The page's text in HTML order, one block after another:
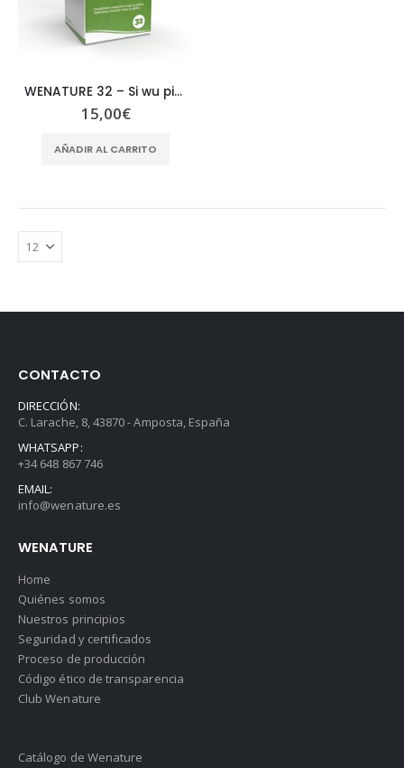
WENATURE 32 – Si wu pian
15,00€
AÑADIR AL CARRITO
CONTACTO
DIRECCIÓN:
C. Larache, 8, 43870 - Amposta, España
WHATSAPP:
+34 648 867 746
EMAIL:
info@wenature.es
WENATURE
Home
Quiénes somos
Nuestros principios
Seguridad y certificados
Proceso de producción
Código ético de transparencia
Club Wenature
Catálogo de Wenature